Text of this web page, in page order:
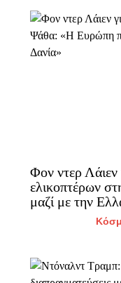
Φον ντερ
ελικοπτέρων
μαζί με την